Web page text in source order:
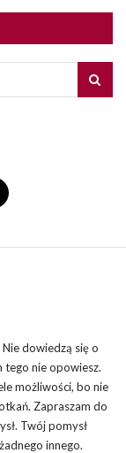
dowiedzą się o
tego nie opowiesz.
możliwości, bo nie
Zapraszam do
Twój pomysł
innego.